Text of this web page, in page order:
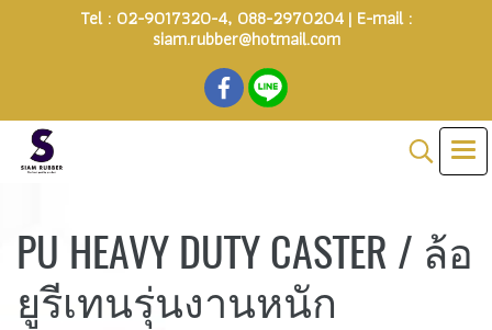
Tel : 02-9017320-4, 088-2970204 | E-mail :
siam.rubber@hotmail.com
PU HEAVY DUTY CASTER / ล้อ
ยูรีเทนรุ่นงานหนัก